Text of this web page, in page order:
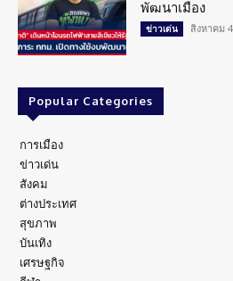
พัฒนาเมือง
ข่าวเด่น สิงหาคม
Popular Categories
การเมือง
ข่าวเด่น
สังคม
ต่างประเทศ
สุขภาพ
บันเทิง
เศรษฐกิจ